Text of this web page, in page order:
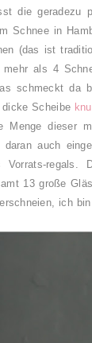
die geradezu
Schnee in
(das ist
als 4
schmeckt da
Scheibe
Menge dieser
auch
Vorrats-
13 große
ich